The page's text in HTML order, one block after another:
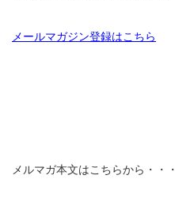
メールマガジン登録はこちら
メルマガ本文はこちらから・・・